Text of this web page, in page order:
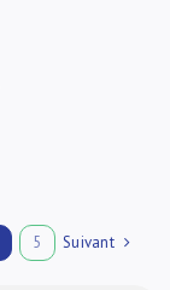
5 Suivant